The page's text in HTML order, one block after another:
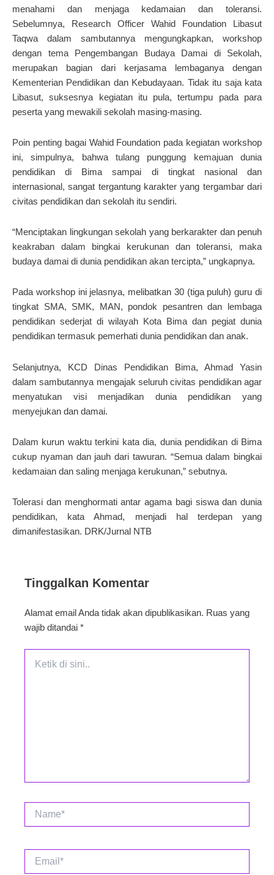
menahami dan menjaga kedamaian dan toleransi.
Sebelumnya, Research Officer Wahid Foundation Libasut
Taqwa dalam sambutannya mengungkapkan, workshop
dengan tema Pengembangan Budaya Damai di Sekolah,
merupakan bagian dari kerjasama lembaganya dengan
Kementerian Pendidikan dan Kebudayaan. Tidak itu saja kata
Libasut, suksesnya kegiatan itu pula, tertumpu pada para
peserta yang mewakili sekolah masing-masing.
Poin penting bagai Wahid Foundation pada kegiatan workshop
ini, simpulnya, bahwa tulang punggung kemajuan dunia
pendidikan di Bima sampai di tingkat nasional dan
internasional, sangat tergantung karakter yang tergambar dari
civitas pendidikan dan sekolah itu sendiri.
“Menciptakan lingkungan sekolah yang berkarakter dan penuh
keakraban dalam bingkai kerukunan dan toleransi, maka
budaya damai di dunia pendidikan akan tercipta,” ungkapnya.
Pada workshop ini jelasnya, melibatkan 30 (tiga puluh) guru di
tingkat SMA, SMK, MAN, pondok pesantren dan lembaga
pendidikan sederjat di wilayah Kota Bima dan pegiat dunia
pendidikan termasuk pemerhati dunia pendidikan dan anak.
Selanjutnya, KCD Dinas Pendidikan Bima, Ahmad Yasin
dalam sambutannya mengajak seluruh civitas pendidikan agar
menyatukan visi menjadikan dunia pendidikan yang
menyejukan dan damai.
Dalam kurun waktu terkini kata dia, dunia pendidikan di Bima
cukup nyaman dan jauh dari tawuran. “Semua dalam bingkai
kedamaian dan saling menjaga kerukunan,” sebutnya.
Tolerasi dan menghormati antar agama bagi siswa dan dunia
pendidikan, kata Ahmad, menjadi hal terdepan yang
dimanifestasikan. DRK/Jurnal NTB
Tinggalkan Komentar
Alamat email Anda tidak akan dipublikasikan. Ruas yang
wajib ditandai *
Name*